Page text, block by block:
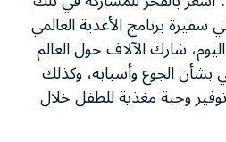
سفيرة برنامج الأغذية العالمي
شارك الآلاف حول العالم
بشأن الجوع وأسبابه، وكذلك
وجبة مغذية للطفل خلال